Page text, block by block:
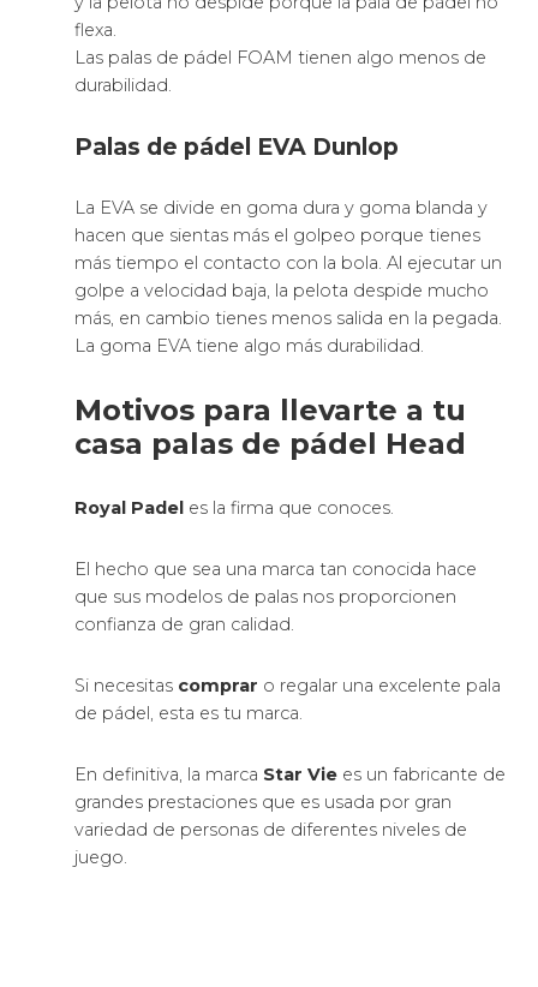
flexa.
Las palas de pádel FOAM tienen algo menos de
durabilidad.
Palas de pádel EVA Dunlop
La EVA se divide en goma dura y goma blanda y
hacen que sientas más el golpeo porque tienes
más tiempo el contacto con la bola. Al ejecutar un
golpe a velocidad baja, la pelota despide mucho
más, en cambio tienes menos salida en la pegada.
La goma EVA tiene algo más durabilidad.
Motivos para llevarte a tu
casa palas de pádel Head
Royal Padel es la firma que conoces.
El hecho que sea una marca tan conocida hace
que sus modelos de palas nos proporcionen
confianza de gran calidad.
Si necesitas comprar o regalar una excelente pala
de pádel, esta es tu marca.
En definitiva, la marca Star Vie es un fabricante de
grandes prestaciones que es usada por gran
variedad de personas de diferentes niveles de
juego.